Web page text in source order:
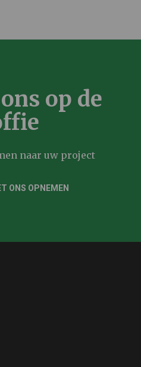
op de
naar uw project
ONS OPNEMEN